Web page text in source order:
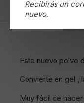
Este nuevo polvo
Convierte en gel ,
Muy fácil de
Recibirás un
nuevo.